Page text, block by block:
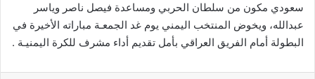
سعودي مكون من سلطان الحربي ومساعدة فيصل ناصر وياسر
عبدالله، ويخوض المنتخب اليمني يوم غد الجمعـة مباراته الأخيرة في
البطولة أمام الفريق العراقي بأمل تقديم أداء مشرف للكرة اليمنيـة .